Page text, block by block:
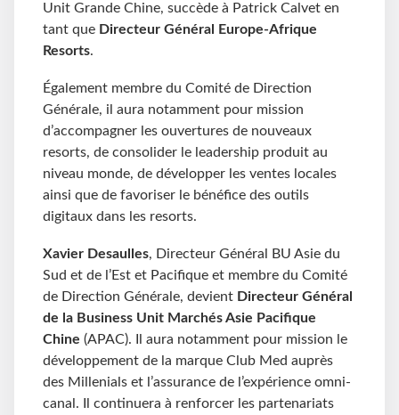
Unit Grande Chine, succède à Patrick Calvet en
tant que Directeur Général Europe-Afrique
Resorts.
Également membre du Comité de Direction
Générale, il aura notamment pour mission
d’accompagner les ouvertures de nouveaux
resorts, de consolider le leadership produit au
niveau monde, de développer les ventes locales
ainsi que de favoriser le bénéfice des outils
digitaux dans les resorts.
Xavier Desaulles, Directeur Général BU Asie du
Sud et de l’Est et Pacifique et membre du Comité
de Direction Générale, devient Directeur Général
de la Business Unit Marchés Asie Pacifique
Chine (APAC). Il aura notamment pour mission le
développement de la marque Club Med auprès
des Millenials et l’assurance de l’expérience omni-
canal. Il continuera à renforcer les partenariats